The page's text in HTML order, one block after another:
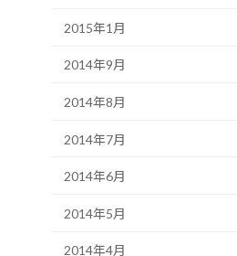
2015年1月
2014年9月
2014年8月
2014年7月
2014年6月
2014年5月
2014年4月